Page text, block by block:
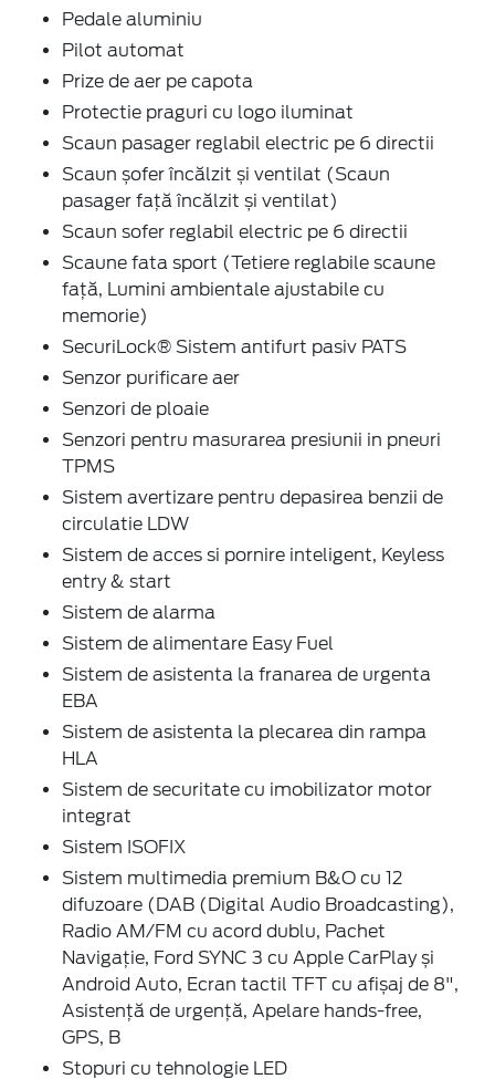
Pedale aluminiu
Pilot automat
Prize de aer pe capota
Protectie praguri cu logo iluminat
Scaun pasager reglabil electric pe 6 directii
Scaun șofer încălzit și ventilat (Scaun
pasager față încălzit și ventilat)
Scaun sofer reglabil electric pe 6 directii
Scaune fata sport (Tetiere reglabile scaune
față, Lumini ambientale ajustabile cu
memorie)
SecuriLock® Sistem antifurt pasiv PATS
Senzor purificare aer
Senzori de ploaie
Senzori pentru masurarea presiunii in pneuri
TPMS
Sistem avertizare pentru depasirea benzii de
circulatie LDW
Sistem de acces si pornire inteligent, Keyless
entry & start
Sistem de alarma
Sistem de alimentare Easy Fuel
Sistem de asistenta la franarea de urgenta
EBA
Sistem de asistenta la plecarea din rampa
HLA
Sistem de securitate cu imobilizator motor
integrat
Sistem ISOFIX
Sistem multimedia premium B&O cu 12
difuzoare (DAB (Digital Audio Broadcasting),
Radio AM/FM cu acord dublu, Pachet
Navigație, Ford SYNC 3 cu Apple CarPlay și
Android Auto, Ecran tactil TFT cu afișaj de 8",
Asistență de urgență, Apelare hands-free,
GPS, B
Stopuri cu tehnologie LED